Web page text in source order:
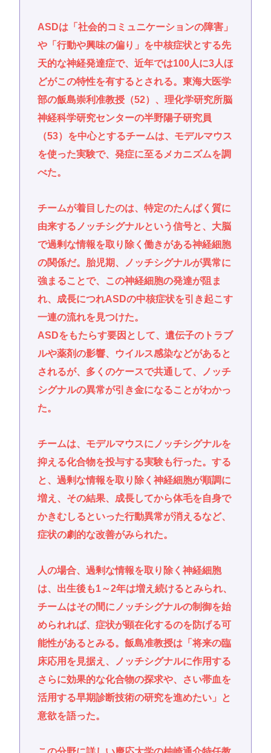
ASDは「社会的コミュニケーションの障害」
や「行動や興味の偏り」を中核症状とする先
天的な神経発達症で、近年では100人に3人ほ
どがこの特性を有するとされる。東海大医学
部の飯島崇利准教授（52）、理化学研究所脳
神経科学研究センターの半野陽子研究員
（53）を中心とするチームは、モデルマウス
を使った実験で、発症に至るメカニズムを調
べた。
チームが着目したのは、特定のたんぱく質に
由来するノッチシグナルという信号と、大脳
で過剰な情報を取り除く働きがある神経細胞
の関係だ。胎児期、ノッチシグナルが異常に
強まることで、この神経細胞の発達が阻ま
れ、成長につれASDの中核症状を引き起こす
一連の流れを見つけた。
ASDをもたらす要因として、遺伝子のトラブ
ルや薬剤の影響、ウイルス感染などがあると
されるが、多くのケースで共通して、ノッチ
シグナルの異常が引き金になることがわかっ
た。
チームは、モデルマウスにノッチシグナルを
抑える化合物を投与する実験も行った。する
と、過剰な情報を取り除く神経細胞が順調に
増え、その結果、成長してから体毛を自身で
かきむしるといった行動異常が消えるなど、
症状の劇的な改善がみられた。
人の場合、過剰な情報を取り除く神経細胞
は、出生後も1～2年は増え続けるとみられ、
チームはその間にノッチシグナルの制御を始
められれば、症状が顕在化するのを防げる可
能性があるとみる。飯島准教授は「将来の臨
床応用を見据え、ノッチシグナルに作用する
さらに効果的な化合物の探求や、さい帯血を
活用する早期診断技術の研究を進めたい」と
意欲を語った。